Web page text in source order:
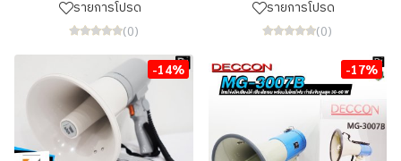
รายการโปรด
(0)
รายการโปรด
(0)
-14% -17%